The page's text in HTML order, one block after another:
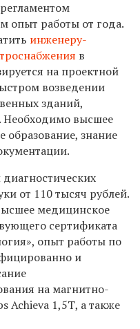
опыт работы от года.
инженеру-
в
на проектной
возведении
зданий,
Необходимо высшее
образование, знание
диагностических
от 110 тысяч рублей.
медицинское
сертификата
опыт работы по
и
на магнитно-
Achieva 1,5Т, а также